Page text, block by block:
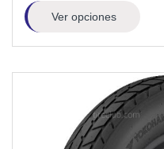
Ver opciones